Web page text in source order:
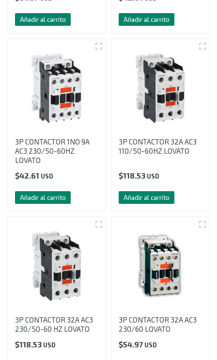
Añadir al carrito Añadir al carrito
3P CONTACTOR 1NO 9A
AC3 230/50-60HZ
LOVATO
$42.61 USD
Añadir al carrito
3P CONTACTOR 32A AC3
110/50-60HZ LOVATO
$118.53 USD
Añadir al carrito
3P CONTACTOR 32A AC3
230/50-60 HZ LOVATO
$118.53 USD
3P CONTACTOR 32A AC3
230/60 LOVATO
$54.97 USD